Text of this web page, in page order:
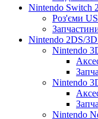
Nintendo Switch
Роз'єми
Nintendo 2DS/
Nintendo
Nintendo
Nintendo